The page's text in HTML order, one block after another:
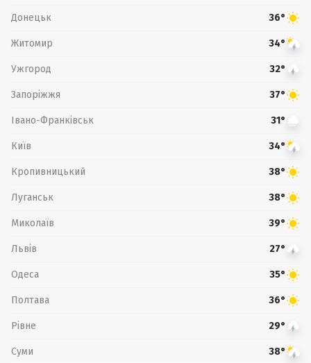
Донецьк 36°
Житомир 34°
Ужгород 32°
Запоріжжя 37°
Івано-Франківськ 31°
Київ 34°
Кропивницький 38°
Луганськ 38°
Миколаїв 39°
Львів 27°
Одеса 35°
Полтава 36°
Рівне 29°
Суми 38°